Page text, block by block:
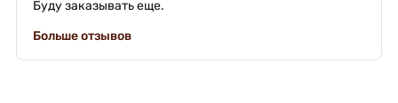
Буду заказывать еще.
Больше отзывов